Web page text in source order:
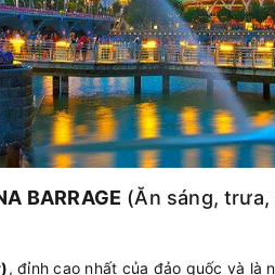
BARRAGE (Ăn sáng, trưa,
, đỉnh cao nhất của đảo quốc và là